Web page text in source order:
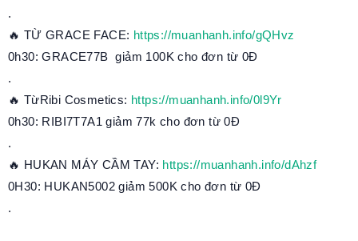
.
🔥 TỪ GRACE FACE: https://muanhanh.info/gQHvz
0h30: GRACE77B giảm 100K cho đơn từ 0Đ
.
🔥 TừRibi Cosmetics: https://muanhanh.info/0l9Yr
0h30: RIBI7T7A1 giảm 77k cho đơn từ 0Đ
.
🔥 HUKAN MÁY CẦM TAY: https://muanhanh.info/dAhzf
0H30: HUKAN5002 giảm 500K cho đơn từ 0Đ
.